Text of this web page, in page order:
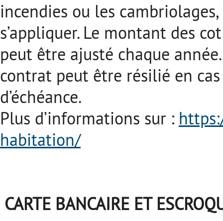
incendies ou les
s’appliquer. Le montant des
peut être ajusté chaque
contrat peut être résilié en
d’échéance.
Plus d’informations sur :
habitation/
CARTE BANCAIRE ET